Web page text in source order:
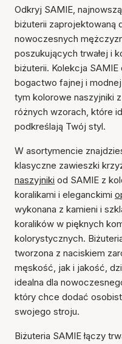
Odkryj SAMIE,
biżuterii zaprojektowaną
nowoczesnych
poszukujących trwałej i
biżuterii. Kolekcja SAMIE
bogactwo fajnej i
tym kolorowe naszyjniki z
różnych wzorach, które
podkreślają Twój styl.
W asortymencie
klasyczne zawieszki
naszyjniki od SAMIE z
koralikami i eleganckimi
wykonana z kamieni i
koralików w pięknych
kolorystycznych.
tworzona z naciskiem
męskość, jak i jakość,
idealna dla
który chce dodać
swojego stroju.
Biżuteria SAMIE łączy